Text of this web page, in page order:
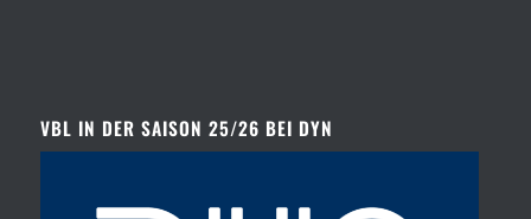
VBL IN DER SAISON 25/26 BEI DYN